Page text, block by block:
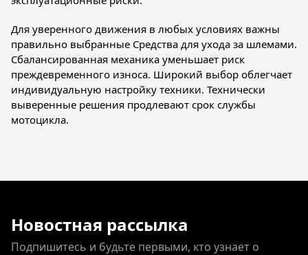
Для уверенного движения в любых условиях важны
правильно выбранные Средства для ухода за шлемами.
Сбалансированная механика уменьшает риск
преждевременного износа. Широкий выбор облегчает
индивидуальную настройку техники. Технически
выверенные решения продлевают срок службы
мотоцикла.
Новостная рассылка
Подпишитесь и будьте первыми, кто узнает о